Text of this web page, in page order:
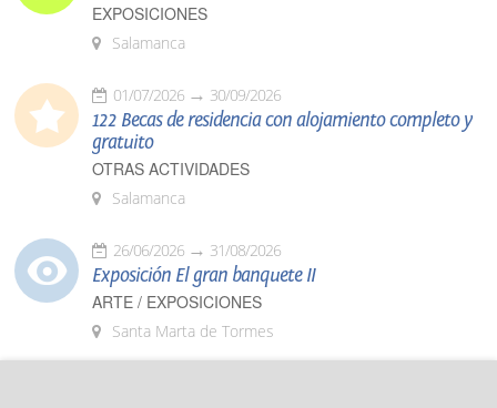
EXPOSICIONES
Salamanca
01/07/2026 30/09/2026
122 Becas de residencia con alojamiento completo y
gratuito
OTRAS ACTIVIDADES
Salamanca
26/06/2026 31/08/2026
Exposición El gran banquete II
ARTE / EXPOSICIONES
Santa Marta de Tormes